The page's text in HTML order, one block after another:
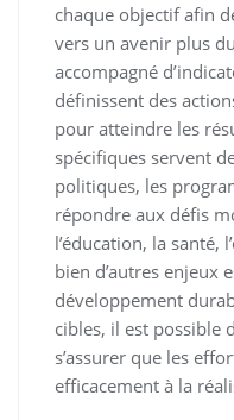
chaque objectif afin
vers un avenir plus
accompagné
définissent des
pour atteindre les
spécifiques servent
politiques, les
répondre aux défis
l’éducation, la santé,
bien d’autres enjeux
développement
cibles, il est possible
s’assurer que les
efficacement à la